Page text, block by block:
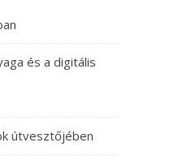
és a digitális
útvesztőjében